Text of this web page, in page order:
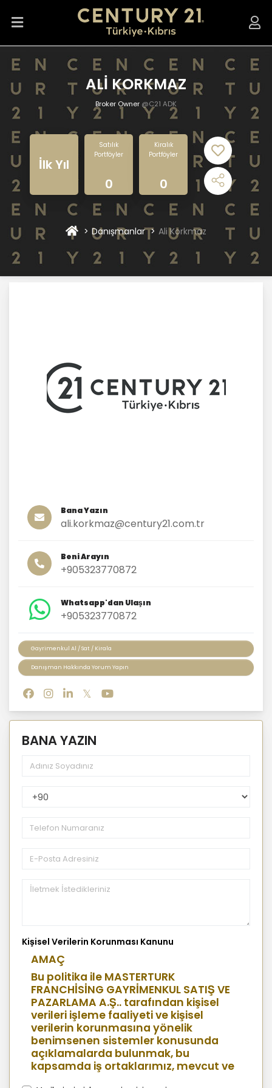
ALİ KORKMAZ
Broker Owner @C21 ADK
İlk Yıl
Satılık
Portföyler
0
Kiralık
Portföyler
0
Danışmanlar Ali Korkmaz
Bana Yazın
ali.korkmaz@century21.com.tr
Beni Arayın
+905323770872
Whatsapp'dan Ulaşın
+905323770872
Gayrimenkul Al / Sat / Kirala
Danışman Hakkında Yorum Yapın
BANA YAZIN
PhoneNumberCountryPhoneCode
Kişisel Verilerin Korunması Kanunu
AMAÇ
Bu politika ile MASTERTURK
FRANCHİSİNG GAYRİMENKUL SATIŞ VE
PAZARLAMA A.Ş.. tarafından kişisel
verileri işleme faaliyeti ve kişisel
verilerin korunmasına yönelik
benimsenen sistemler konusunda
açıklamalarda bulunmak, bu
kapsamda iş ortaklarımız, mevcut ve